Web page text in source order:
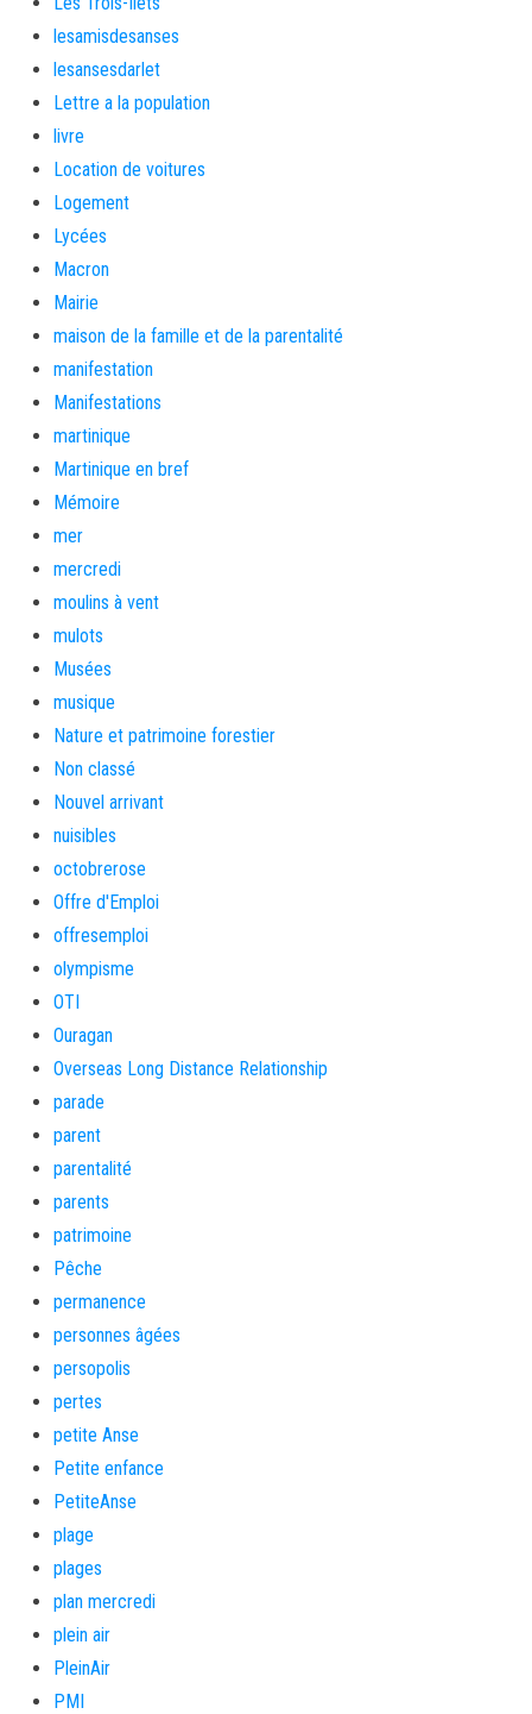
lesamisdesanses
lesansesdarlet
Lettre a la population
livre
Location de voitures
Logement
Lycées
Macron
Mairie
maison de la famille et de la parentalité
manifestation
Manifestations
martinique
Martinique en bref
Mémoire
mer
mercredi
moulins à vent
mulots
Musées
musique
Nature et patrimoine forestier
Non classé
Nouvel arrivant
nuisibles
octobrerose
Offre d'Emploi
offresemploi
olympisme
OTI
Ouragan
Overseas Long Distance Relationship
parade
parent
parentalité
parents
patrimoine
Pêche
permanence
personnes âgées
persopolis
pertes
petite Anse
Petite enfance
PetiteAnse
plage
plages
plan mercredi
plein air
PleinAir
PMI